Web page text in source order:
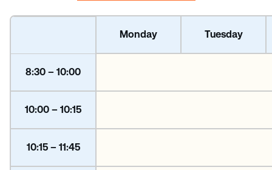
Monday Tuesday
8:30 – 10:00
10:00 – 10:15
10:15 – 11:45